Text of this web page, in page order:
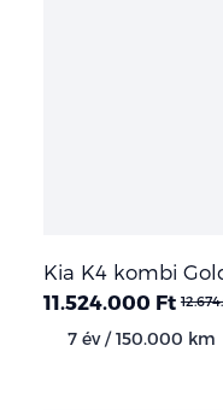
Kia K4 kombi
11.524.000 Ft
7 év / 150.000 km